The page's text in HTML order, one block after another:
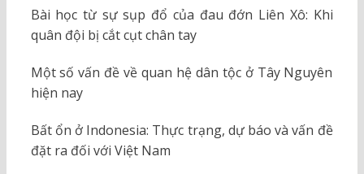
Bài học từ sự sụp đổ của đau đớn Liên Xô: Khi
quân đội bị cắt cụt chân tay
Một số vấn đề về quan hệ dân tộc ở Tây Nguyên
hiện nay
Bất ổn ở Indonesia: Thực trạng, dự báo và vấn đề
đặt ra đối với Việt Nam